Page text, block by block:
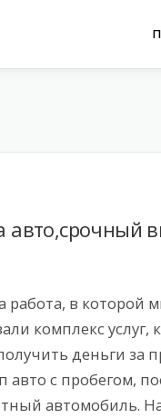
авто,срочный
в которой
комплекс
деньги за
авто с пробегом,
автомобиль.